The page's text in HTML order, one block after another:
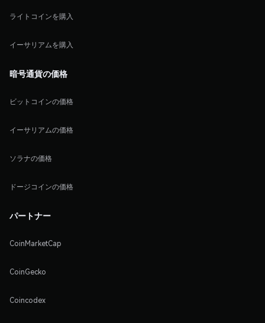
ライトコインを購入
イーサリアムを購入
暗号通貨の価格
ビットコインの価格
イーサリアムの価格
ソラナの価格
ドージコインの価格
パートナー
CoinMarketCap
CoinGecko
Coincodex